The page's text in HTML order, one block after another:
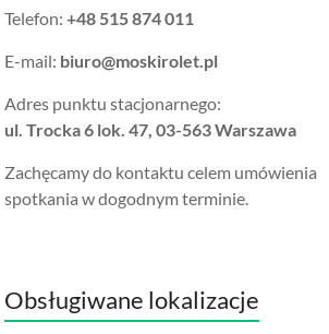
Telefon: +48 515 874 011
E-mail: biuro@moskirolet.pl
Adres punktu stacjonarnego:
ul. Trocka 6 lok. 47, 03-563 Warszawa
Zachęcamy do kontaktu celem umówienia
spotkania w dogodnym terminie.
Obsługiwane lokalizacje